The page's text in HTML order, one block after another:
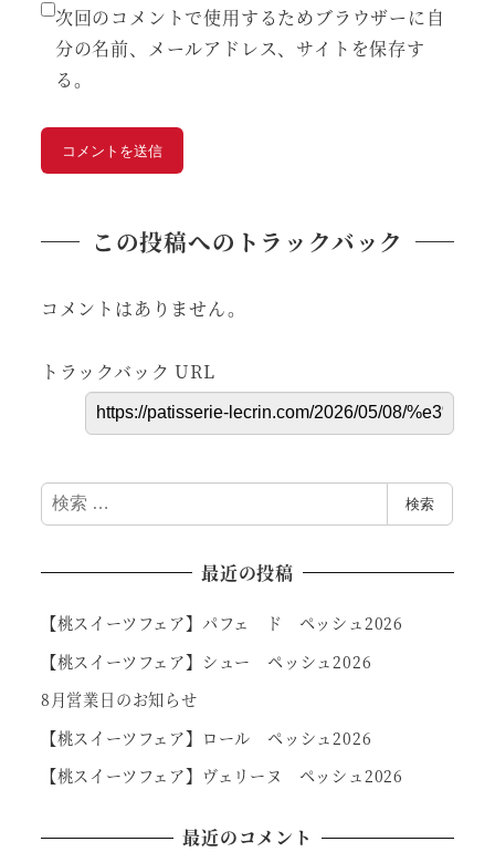
次回のコメントで使用するためブラウザーに自
分の名前、メールアドレス、サイトを保存す
る。
この投稿へのトラックバック
コメントはありません。
トラックバック URL
検
索
検索
最近の投稿
【桃スイーツフェア】パフェ ド ペッシュ2026
【桃スイーツフェア】シュー ペッシュ2026
8月営業日のお知らせ
【桃スイーツフェア】ロール ペッシュ2026
【桃スイーツフェア】ヴェリーヌ ペッシュ2026
最近のコメント